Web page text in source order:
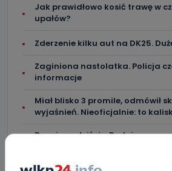
Jak prawidłowo kosić trawę w
upałów?
Zderzenie kilku aut na DK25.
Zaginiona nastolatka. Policja
informacje
Miał blisko 3 promile, odmówił
wyjaśnień. Nieoficjalnie: to
Drugie podejście. Podpisano